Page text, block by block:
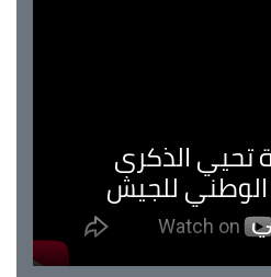
تحيي الذكرى
للجيش